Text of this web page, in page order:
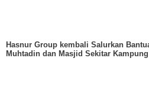
Hasnur Group kembali Salurkan
Muhtadin dan Masjid Sekitar